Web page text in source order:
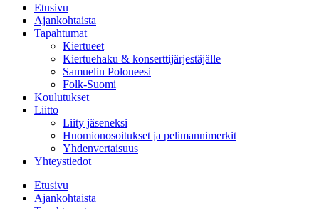
Etusivu
Ajankohtaista
Tapahtumat
Kiertueet
Kiertuehaku & konserttijärjestäjälle
Samuelin Poloneesi
Folk-Suomi
Koulutukset
Liitto
Liity jäseneksi
Huomionosoitukset ja pelimannimerkit
Yhdenvertaisuus
Yhteystiedot
Etusivu
Ajankohtaista